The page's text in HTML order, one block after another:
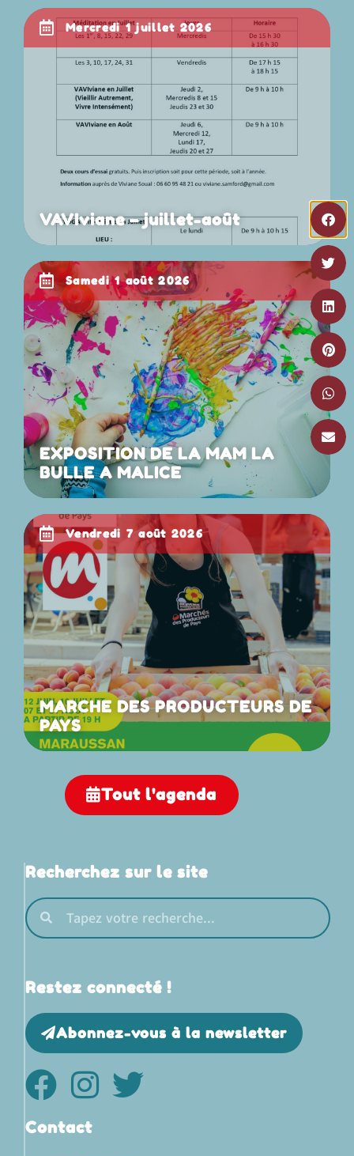
mercredi 1 juillet 2026
VAVIviane – juillet-août
samedi 1 août 2026
EXPOSITION DE LA MAM LA
BULLE A MALICE
vendredi 7 août 2026
MARCHE DES PRODUCTEURS DE
PAYS
Tout l'agenda
Recherchez sur le site
Restez connecté !
Abonnez-vous à la newsletter
Contact